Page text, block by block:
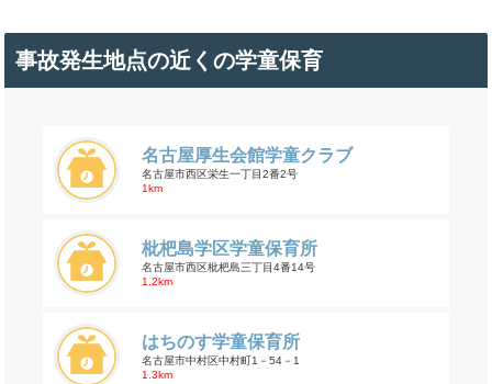
事故発生地点の近くの学童保育
名古屋厚生会館学童クラブ
名古屋市西区栄生一丁目2番2号
1km
枇杷島学区学童保育所
名古屋市西区枇杷島三丁目4番14号
1.2km
はちのす学童保育所
名古屋市中村区中村町1－54－1
1.3km